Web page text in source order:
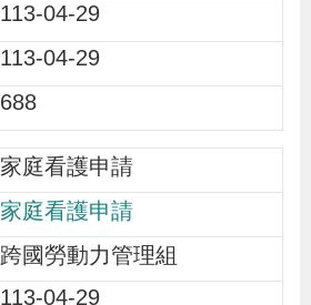
113-04-29
113-04-29
688
家庭看護申請
家庭看護申請
跨國勞動力管理組
113-04-29